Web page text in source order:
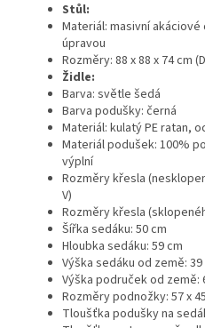
Stůl:
Materiál: masivní
úpravou
Rozměry: 88 x 88 x 74 cm
Židle:
Barva: světle šedá
Barva podušky: černá
Materiál: kulatý PE ratan,
Materiál podušek: 100%
výplní
Rozměry křesla
V)
Rozměry křesla
Šířka sedáku: 50 cm
Hloubka sedáku: 59 cm
Výška sedáku od země: 39
Výška područek od země:
Rozměry podnožky: 57 x
Tloušťka podušky na